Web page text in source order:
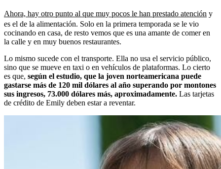
Ahora, hay otro punto al que muy pocos le han prestado atención y
es el de la alimentación. Solo en la primera temporada se le vio
cocinando en casa, de resto vemos que es una amante de comer en
la calle y en muy buenos restaurantes.
Lo mismo sucede con el transporte. Ella no usa el servicio público,
sino que se mueve en taxi o en vehículos de plataformas. Lo cierto
es que, según el estudio, que la joven norteamericana puede
gastarse más de 120 mil dólares al año superando por montones
sus ingresos, 73.000 dólares más, aproximadamente. Las tarjetas
de crédito de Emily deben estar a reventar.